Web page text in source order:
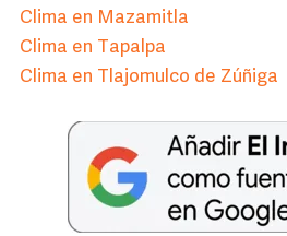
Clima en Mazamitla
Clima en Tapalpa
Clima en Tlajomulco de Zúñiga